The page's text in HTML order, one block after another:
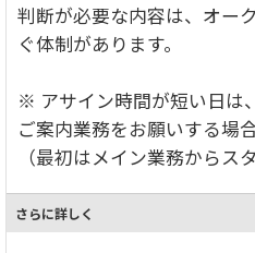
判断が必要な内容は、オー
ぐ体制があります。
※ アサイン時間が短い日は
ご案内業務をお願いする場
（最初はメイン業務からス
さらに詳しく